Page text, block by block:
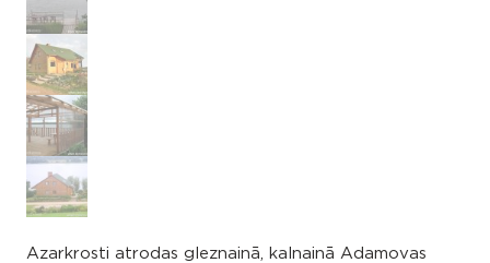
Azarkrosti atrodas gleznainā, kalnainā Adamovas